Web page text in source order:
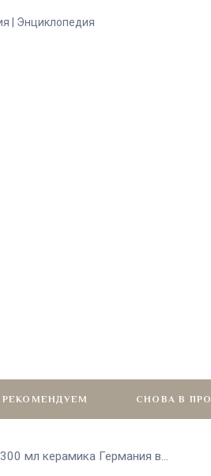
| Энциклопедия
РЕКОМЕНДУЕМ СНОВА В
мл керамика Германия в...